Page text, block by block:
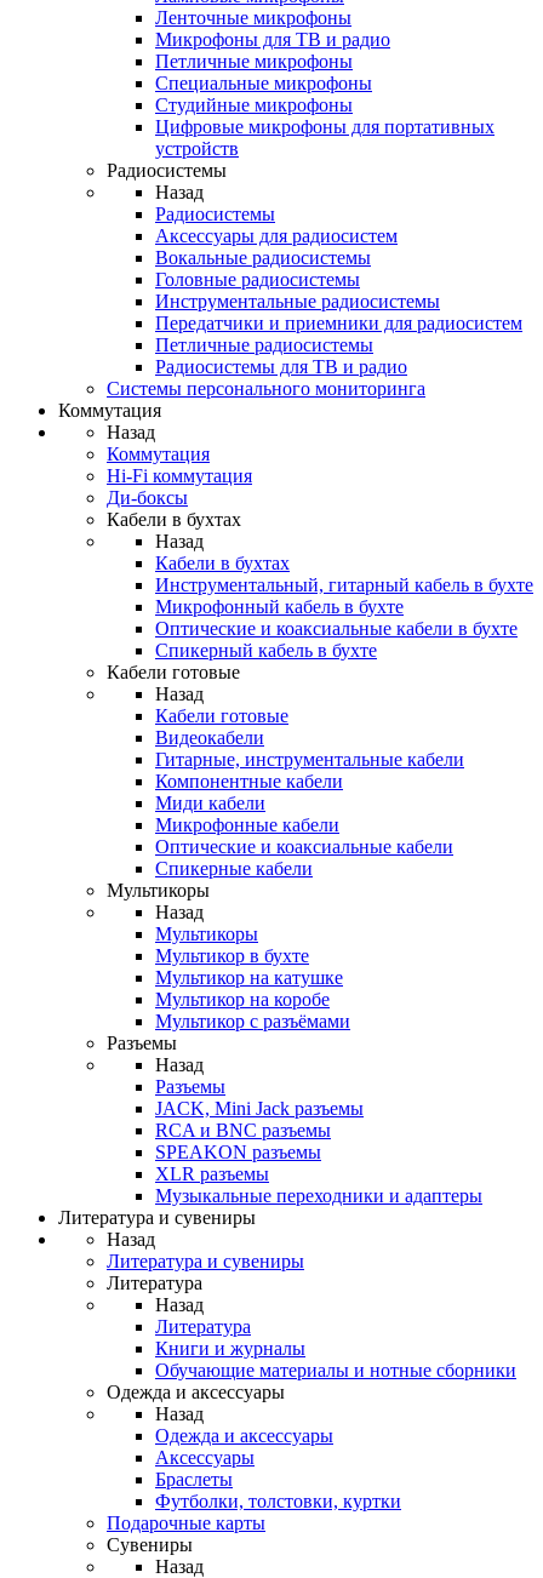
Ленточные микрофоны
Микрофоны для ТВ и радио
Петличные микрофоны
Специальные микрофоны
Студийные микрофоны
Цифровые микрофоны для портативных
устройств
Радиосистемы
Назад
Радиосистемы
Аксессуары для радиосистем
Вокальные радиосистемы
Головные радиосистемы
Инструментальные радиосистемы
Передатчики и приемники для радиосистем
Петличные радиосистемы
Радиосистемы для ТВ и радио
Системы персонального мониторинга
Коммутация
Назад
Коммутация
Hi-Fi коммутация
Ди-боксы
Кабели в бухтах
Назад
Кабели в бухтах
Инструментальный, гитарный кабель в бухте
Микрофонный кабель в бухте
Оптические и коаксиальные кабели в бухте
Спикерный кабель в бухте
Кабели готовые
Назад
Кабели готовые
Видеокабели
Гитарные, инструментальные кабели
Компонентные кабели
Миди кабели
Микрофонные кабели
Оптические и коаксиальные кабели
Спикерные кабели
Мультикоры
Назад
Мультикоры
Мультикор в бухте
Мультикор на катушке
Мультикор на коробе
Мультикор с разъёмами
Разъемы
Назад
Разъемы
JACK, Mini Jack разъемы
RCA и BNC разъемы
SPEAKON разъемы
XLR разъемы
Музыкальные переходники и адаптеры
Литература и сувениры
Назад
Литература и сувениры
Литература
Назад
Литература
Книги и журналы
Обучающие материалы и нотные сборники
Одежда и аксессуары
Назад
Одежда и аксессуары
Аксессуары
Браслеты
Футболки, толстовки, куртки
Подарочные карты
Сувениры
Назад